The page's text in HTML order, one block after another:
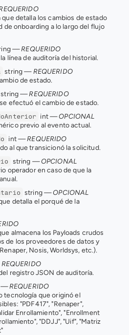
detalla los cambios de estado
de onboarding a lo largo del flujo
— REQUERIDO
línea de auditoría del historial.
string — REQUERIDO
de estado.
string — REQUERIDO
efectuó el cambio de estado.
int — OPCIONAL
previo al evento actual.
int — REQUERIDO
al que transicionó la solicitud.
string — OPCIONAL
operador en caso de que la
string — OPCIONAL
detalla el porqué de la
almacena los Payloads crudos
de los proveedores de datos y
Nosis, Worldsys, etc.).
registro JSON de auditoría.
— REQUERIDO
tecnología que originó el
"PDF417", "Renaper",
Enrollamiento", "Enrollment
"DDJJ", "Uif", "Matriz